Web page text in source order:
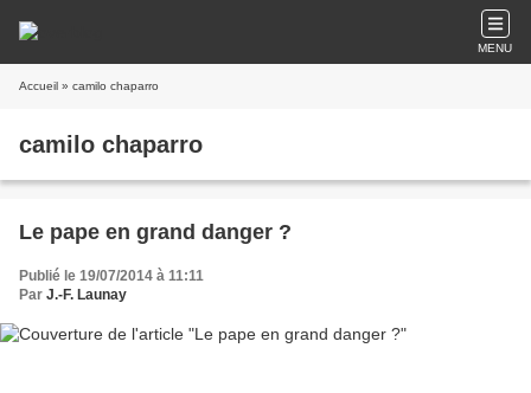
MENU
Accueil » camilo chaparro
camilo chaparro
Le pape en grand danger ?
Publié le 19/07/2014 à 11:11
Par J.-F. Launay